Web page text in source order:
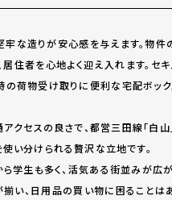
牢な造りが安心感を与えます。物
住者を心地よく迎え入れます。セ
荷物受け取りに便利な宅配ボッ
セスの良さで、都営三田線「白
い分けられる贅沢な立地です。
生も多く、活気ある街並みが広
い、日用品の買い物に困ることは